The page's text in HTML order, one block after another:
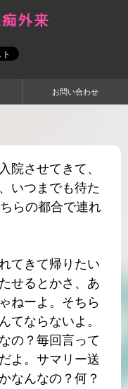
お問い合わせ
院させてきて、
いつまでも待た
らの都合で連れ
てきて帰りたい
せるとかさ、あ
ねーよ。そちら
てならないよ。
の？毎回言って
よ。サマリー送
なんなの？何？